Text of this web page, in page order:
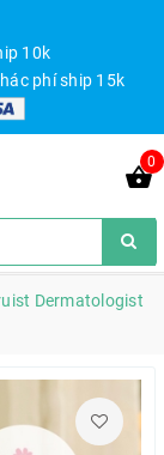
10k
phí ship 15k
0
Dermatologist